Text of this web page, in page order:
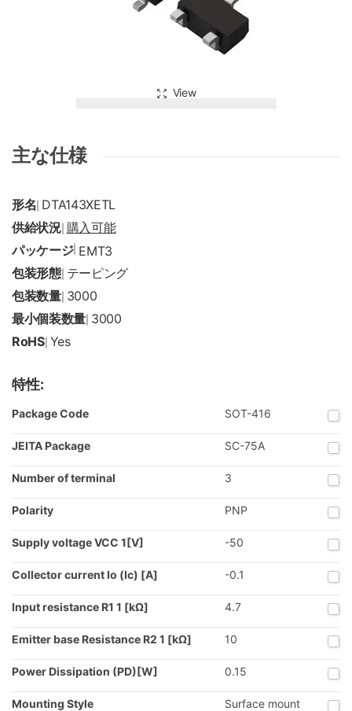
View
主な仕様
形名 DTA143XETL
供給状況| 購入可能
パッケージ| EMT3
包装形態| テーピング
包装数量| 3000
最小個装数量 3000
RoHS| Yes
特性:
Package Code SOT-416
JEITA Package SC-75A
Number of terminal 3
Polarity PNP
Supply voltage VCC 1[V] -50
Collector current Io (Ic) [A] -0.1
Input resistance R1 1 [kΩ] 4.7
Emitter base Resistance R2 1 [kΩ] 10
Power Dissipation (PD)[W] 0.15
Mounting Style Surface mount